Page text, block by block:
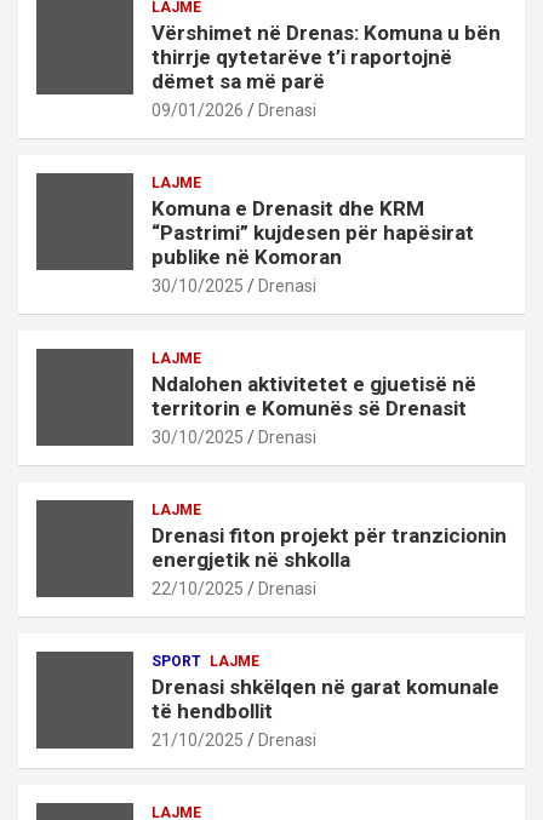
LAJME
Vërshimet në Drenas: Komuna u bën
thirrje qytetarëve t’i raportojnë
dëmet sa më parë
09/01/2026 Drenasi
LAJME
Komuna e Drenasit dhe KRM
“Pastrimi” kujdesen për hapësirat
publike në Komoran
30/10/2025 Drenasi
LAJME
Ndalohen aktivitetet e gjuetisë në
territorin e Komunës së Drenasit
30/10/2025 Drenasi
LAJME
Drenasi fiton projekt për tranzicionin
energjetik në shkolla
22/10/2025 Drenasi
SPORT LAJME
Drenasi shkëlqen në garat komunale
të hendbollit
21/10/2025 Drenasi
LAJME